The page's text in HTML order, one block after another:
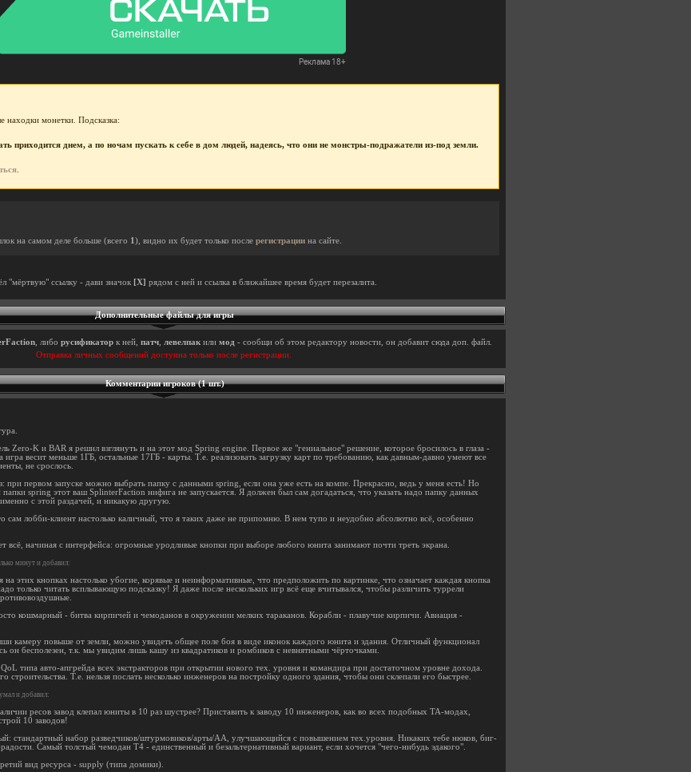
находки монетки. Подсказка:
приходится днем, а по ночам пускать к себе в дом людей, надеясь, что они не монстры-подражатели из-под земли.
на самом деле больше (всего 1 ), видно их будет только после регистрациина сайте.
"мёртвую" ссылку - дави значок [X] рядом с ней и ссылка в ближайшее время будет перезалита.
Дополнительные файлы для игры
, либо русификаторк ней, патч, левелпакили мод - сообщи об этом редактору новости, он добавит сюда доп. файл.
Отправка личных сообщений доступна только после регистрации.
Комментарии игроков (1 шт.)
Zero-K и BAR я решил взглянуть и на этот мод Spring engine. Первое же "гениальное" решение, которое бросилось в глаза -
игра весит меньше 1ГБ, остальные 17ГБ - карты. Т.е. реализовать загрузку карт по требованию, как давным-давно умеют все
не срослось.
первом запуске можно выбрать папку с данными spring, если она уже есть на компе. Прекрасно, ведь у меня есть! Но
папки spring этот ваш SplinterFaction нифига не запускается. Я должен был сам догадаться, что указать надо папку данных
с этой раздачей, и никакую другую.
сам лобби-клиент настолько каличный, что я таких даже не припомню. В нем тупо и неудобно абсолютно всё, особенно
всё, начиная с интерфейса: огромные уродливые кнопки при выборе любого юнита занимают почти треть экрана.
минут и добавил:
этих кнопках настолько убогие, корявые и неинформативные, что предположить по картинке, что означает каждая кнопка
только читать всплывающую подсказку! Я даже после нескольких игр всё еще вчитывался, чтобы различить туррели
кошмарный - битва кирпичей и чемоданов в окружении мелких тараканов. Корабли - плавучие кирпичи. Авиация -
камеру повыше от земли, можно увидеть общее поле боя в виде иконок каждого юнита и здания. Отличный функционал
он бесполезен, т.к. мы увидим лишь кашу из квадратиков и ромбиков с невнятными чёрточками.
типа авто-апгрейда всех экстракторов при открытии нового тех. уровня и командира при достаточном уровне дохода.
строительства. Т.е. нельзя послать несколько инженеров на постройку одного здания, чтобы они склепали его быстрее.
и добавил:
ресов завод клепал юниты в 10 раз шустрее? Приставить к заводу 10 инженеров, как во всех подобных TA-модах,
10 заводов!
стандартный набор разведчиков/штурмовиков/арты/АА, улучшающийся с повышением тех.уровня. Никаких тебе нюков, биг-
Самый толстый чемодан T4 - единственный и безальтернативный вариант, если хочется "чего-нибудь эдакого".
вид ресурса - supply (типа домики).